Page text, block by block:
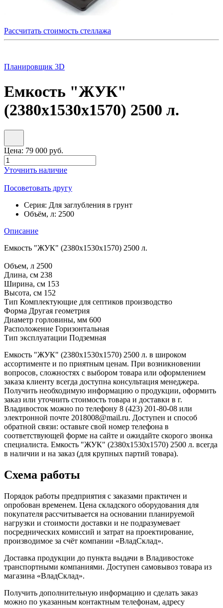
Рассчитать стоимость стеллажа
Планировщик 3D
Емкость "ЖУК"
(2380х1530х1570) 2500 л.
Цена: 79 000 руб.
Уточнить наличие
Посоветовать другу
Серия: Для заглубления в грунт
Объём, л: 2500
Описание
Емкость "ЖУК" (2380х1530х1570) 2500 л.
Объем, л 2500
Длина, см 238
Ширина, см 153
Высота, см 152
Тип Комплектующие для септиков производство
Форма Другая геометрия
Диаметр горловины, мм 600
Расположение Горизонтальная
Тип эксплуатации Подземная
Емкость "ЖУК" (2380х1530х1570) 2500 л. в широком
ассортименте и по приятным ценам. При возникновении
вопросов, сложностях с выбором товара или оформлением
заказа клиенту всегда доступна консультация менеджера.
Получить необходимую информацию о продукции, оформить
заказ или уточнить стоимость товара и доставки в г.
Владивосток можно по телефону 8 (423) 201-80-08 или
электронной почте 2018008@mail.ru. Доступен и способ
обратной связи: оставьте свой номер телефона в
соответствующей форме на сайте и ожидайте скорого звонка
специалиста. Емкость "ЖУК" (2380х1530х1570) 2500 л. всегда
в наличии и на заказ (для крупных партий товара).
Схема работы
Порядок работы предприятия с заказами практичен и
опробован временем. Цена складского оборудования для
покупателя рассчитывается на основании планируемой
нагрузки и стоимости доставки и не подразумевает
посреднических комиссий и затрат на проектирование,
производимое за счёт компании «ВладСклад».
Доставка продукции до пункта выдачи в Владивостоке
транспортными компаниями. Доступен самовывоз товара из
магазина «ВладСклад».
Получить дополнительную информацию и сделать заказ
можно по указанным контактным телефонам, адресу